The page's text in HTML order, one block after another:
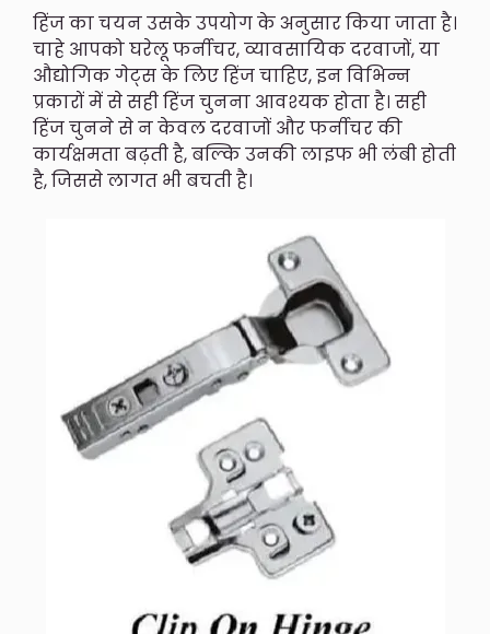
हिंज का चयन उसके उपयोग के अनुसार किया जाता है।
चाहे आपको घरेलू फर्नीचर, व्यावसायिक दरवाजों, या
औद्योगिक गेट्स के लिए हिंज चाहिए, इन विभिन्न
प्रकारों में से सही हिंज चुनना आवश्यक होता है। सही
हिंज चुनने से न केवल दरवाजों और फर्नीचर की
कार्यक्षमता बढ़ती है, बल्कि उनकी लाइफ भी लंबी होती
है, जिससे लागत भी बचती है।